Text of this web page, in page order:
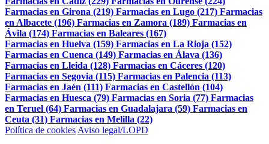
Farmacias en Girona (219) Farmacias en Lugo (217) Farmacias
en Albacete (196) Farmacias en Zamora (189) Farmacias en
Ávila (174) Farmacias en Baleares (167)
Farmacias en Huelva (159) Farmacias en La Rioja (152)
Farmacias en Cuenca (149) Farmacias en Álava (136)
Farmacias en Lleida (128) Farmacias en Cáceres (120)
Farmacias en Segovia (115) Farmacias en Palencia (113)
Farmacias en Jaén (111) Farmacias en Castellón (104)
Farmacias en Huesca (79) Farmacias en Soria (77) Farmacias
en Teruel (64) Farmacias en Guadalajara (59) Farmacias en
Ceuta (31) Farmacias en Melilla (22)
Política de cookies Aviso legal/LOPD